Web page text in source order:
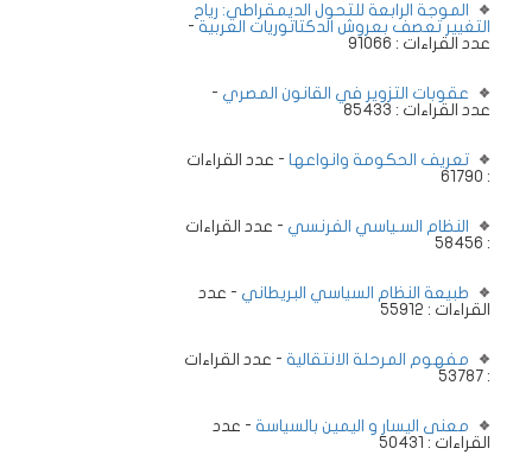
الموجة الرابعة للتحول الديمقراطي: رياح
التغيير تعصف بعروش الدكتاتوريات العربية -
عدد القراءات : 91066
عقوبات التزوير في القانون المصري -
عدد القراءات : 85433
تعريف الحكومة وانواعها - عدد القراءات
: 61790
النظام السـياسي الفرنسي - عدد القراءات
: 58456
طبيعة النظام السياسي البريطاني - عدد
القراءات : 55912
مفهوم المرحلة الانتقالية - عدد القراءات
: 53787
معنى اليسار و اليمين بالسياسة - عدد
القراءات : 50431